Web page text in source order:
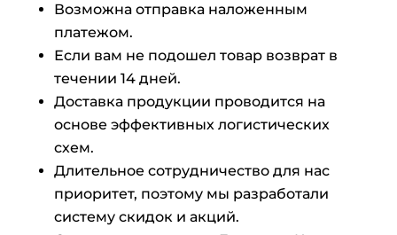
Возможна отправка наложенным
платежом.
Если вам не подошел товар возврат в
течении 14 дней.
Доставка продукции проводится на
основе эффективных логистических
схем.
Длительное сотрудничество для нас
приоритет, поэтому мы разработали
систему скидок и акций.